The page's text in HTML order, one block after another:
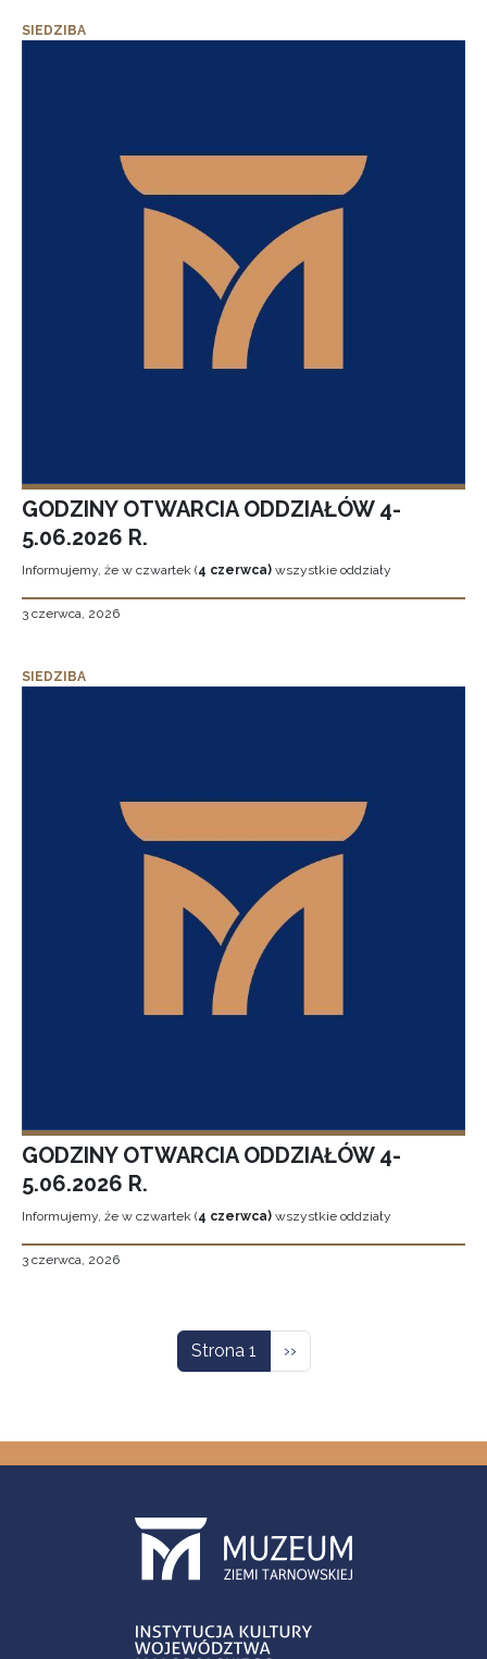
SIEDZIBA
GODZINY OTWARCIA ODDZIAŁÓW 4-
5.06.2026 R.
Informujemy, że w czwartek (4 czerwca) wszystkie oddziały
3 czerwca, 2026
SIEDZIBA
GODZINY OTWARCIA ODDZIAŁÓW 4-
5.06.2026 R.
Informujemy, że w czwartek (4 czerwca) wszystkie oddziały
3 czerwca, 2026
Strona 1 Następna strona
››